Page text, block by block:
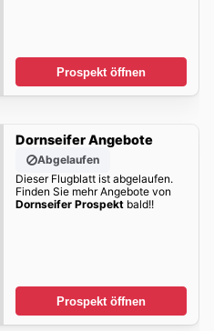
Prospekt öffnen
Dornseifer Angebote
Abgelaufen
Dieser Flugblatt ist abgelaufen.
Finden Sie mehr Angebote von
Dornseifer Prospektbald!!
Prospekt öffnen